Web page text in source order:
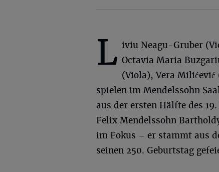
L iviu Neagu-Gruber
Octavia Maria
(Viola), Vera
spielen im Mendelssohn
aus der ersten Hälfte des
Felix Mendelssohn
im Fokus – er stammt aus
seinen 250. Geburtstag